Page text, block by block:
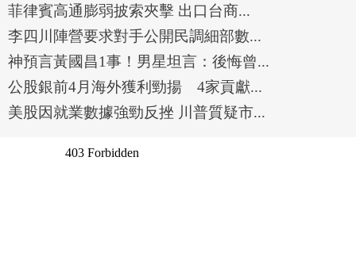
菲律賓高通膨弱披索夾擊 出口台商...
李四川陣營要求對手公開民調細部數...
神預言黃國昌1事！男星坦言：後悔曾...
公股銀前4月海外獲利勁揚 4家貢獻...
美股因就業數據強勁反挫 川普質疑市...